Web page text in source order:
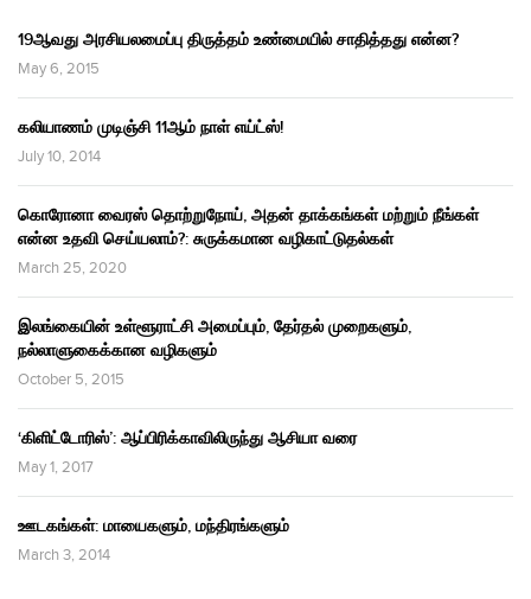
19ஆவது அரசியலமைப்பு திருத்தம் உண்மையில் சாதித்தது என்ன?
May 6, 2015
கலியாணம் முடிஞ்சி 11ஆம் நாள் எய்ட்ஸ்!
July 10, 2014
கொரோனா வைரஸ் தொற்றுநோய், அதன் தாக்கங்கள் மற்றும் நீங்கள்
என்ன உதவி செய்யலாம்?: சுருக்கமான வழிகாட்டுதல்கள்
March 25, 2020
இலங்கையின் உள்ளூராட்சி அமைப்பும், தேர்தல் முறைகளும்,
நல்லாளுகைக்கான வழிகளும்
October 5, 2015
‘கிளிட்டோரிஸ்’: ஆப்பிரிக்காவிலிருந்து ஆசியா வரை
May 1, 2017
ஊடகங்கள்: மாயைகளும், மந்திரங்களும்
March 3, 2014